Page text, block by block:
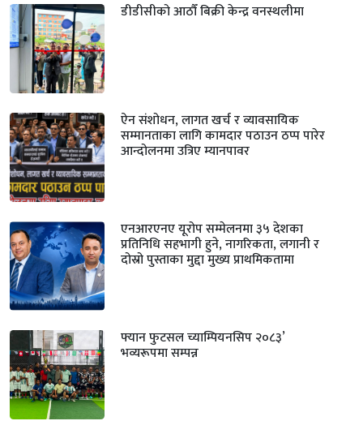
डीडीसीको आठौँ बिक्री केन्द्र वनस्थलीमा
ऐन संशोधन, लागत खर्च र व्यावसायिक
सम्मानताका लागि कामदार पठाउन ठप्प पारेर
आन्दोलनमा उत्रिए म्यानपावर
एनआरएनए यूरोप सम्मेलनमा ३५ देशका
प्रतिनिधि सहभागी हुने, नागरिकता, लगानी र
दोस्रो पुस्ताका मुद्दा मुख्य प्राथमिकतामा
फ्यान फुटसल च्याम्पियनसिप २०८३’
भव्यरूपमा सम्पन्न